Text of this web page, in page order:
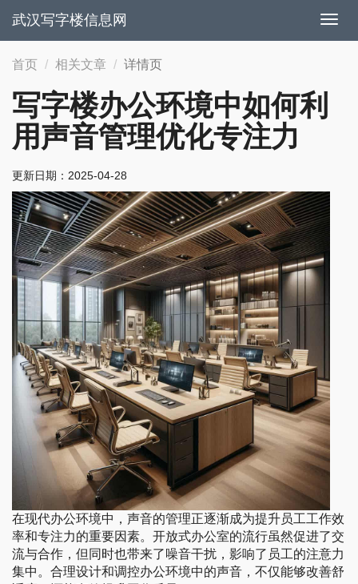
切
换
武汉写字楼信息网
首页 相关文章 详情页
写字楼办公环境中如何利
用声音管理优化专注力
更新日期： 2025-04-28
在现代办公环境中，声音的管理正逐渐成为提升员工工作效
率和专注力的重要因素。开放式办公室的流行虽然促进了交
流与合作，但同时也带来了噪音干扰，影响了员工的注意力
集中。合理设计和调控办公环境中的声音，不仅能够改善舒